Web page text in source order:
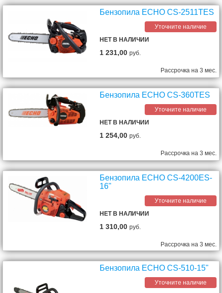
Бензопила ECHO CS-2511TES
Уточните наличие
НЕТ В НАЛИЧИИ
1 231,00руб.
Рассрочка на 3 мес.
Бензопила ECHO CS-360TES
Уточните наличие
НЕТ В НАЛИЧИИ
1 254,00руб.
Рассрочка на 3 мес.
Бензопила ECHO CS-4200ES-
16"
Уточните наличие
НЕТ В НАЛИЧИИ
1 310,00руб.
Рассрочка на 3 мес.
Бензопила ECHO CS-510-15"
Уточните наличие